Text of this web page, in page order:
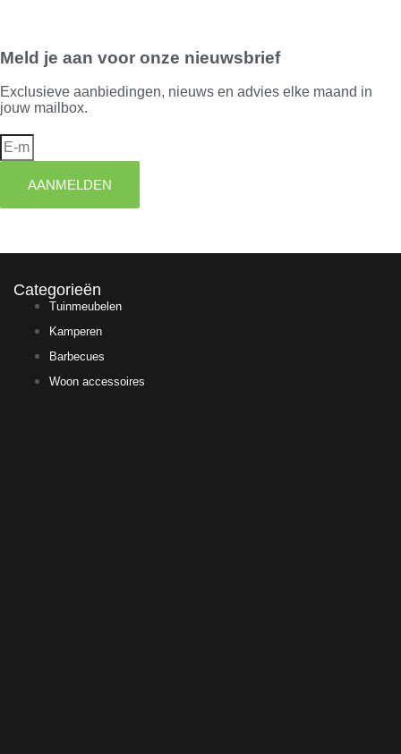
Meld je aan voor onze nieuwsbrief
Exclusieve aanbiedingen, nieuws en advies elke maand in
jouw mailbox.
AANMELDEN
Categorieën
Tuinmeubelen
Kamperen
Barbecues
Woon accessoires